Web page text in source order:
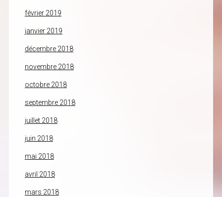
février 2019
janvier 2019
décembre 2018
novembre 2018
octobre 2018
septembre 2018
juillet 2018
juin 2018
mai 2018
avril 2018
mars 2018